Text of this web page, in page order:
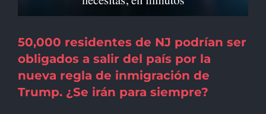
50,000 residentes de NJ podrían ser
obligados a salir del país por la
nueva regla de inmigración de
Trump. ¿Se irán para siempre?